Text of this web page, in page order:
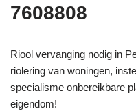
7608808
Riool vervanging nodig in
riolering van woningen,
specialisme onbereikbare
eigendom!